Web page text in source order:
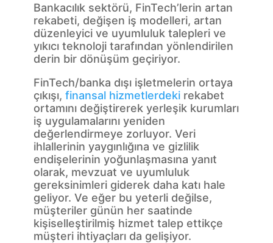
Bankacılık sektörü, FinTech’lerin artan
rekabeti, değişen iş modelleri, artan
düzenleyici ve uyumluluk talepleri ve
yıkıcı teknoloji tarafından yönlendirilen
derin bir dönüşüm geçiriyor.
FinTech/banka dışı işletmelerin ortaya
çıkışı, finansal hizmetlerdekirekabet
ortamını değiştirerek yerleşik kurumları
iş uygulamalarını yeniden
değerlendirmeye zorluyor. Veri
ihlallerinin yaygınlığına ve gizlilik
endişelerinin yoğunlaşmasına yanıt
olarak, mevzuat ve uyumluluk
gereksinimleri giderek daha katı hale
geliyor. Ve eğer bu yeterli değilse,
müşteriler günün her saatinde
kişiselleştirilmiş hizmet talep ettikçe
müşteri ihtiyaçları da gelişiyor.